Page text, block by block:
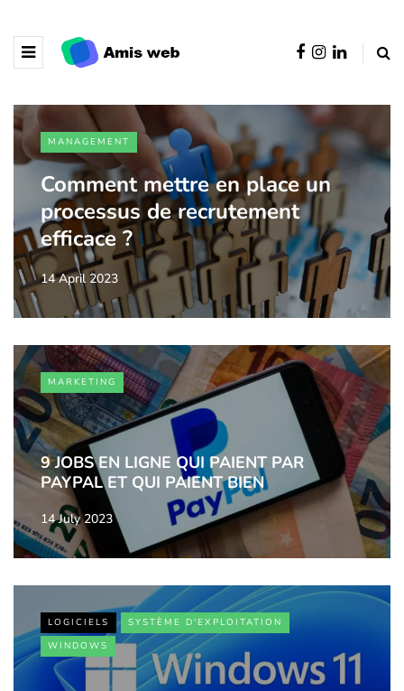
MANAGEMENT
Comment mettre en place un
processus de recrutement
efficace ?
14 April 2023
MARKETING
9 JOBS EN LIGNE QUI PAIENT PAR
PAYPAL ET QUI PAIENT BIEN
14 July 2023
LOGICIELS
SYSTÈME D'EXPLOITATION
WINDOWS